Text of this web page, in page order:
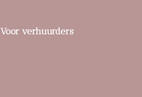
Voor verhuurders